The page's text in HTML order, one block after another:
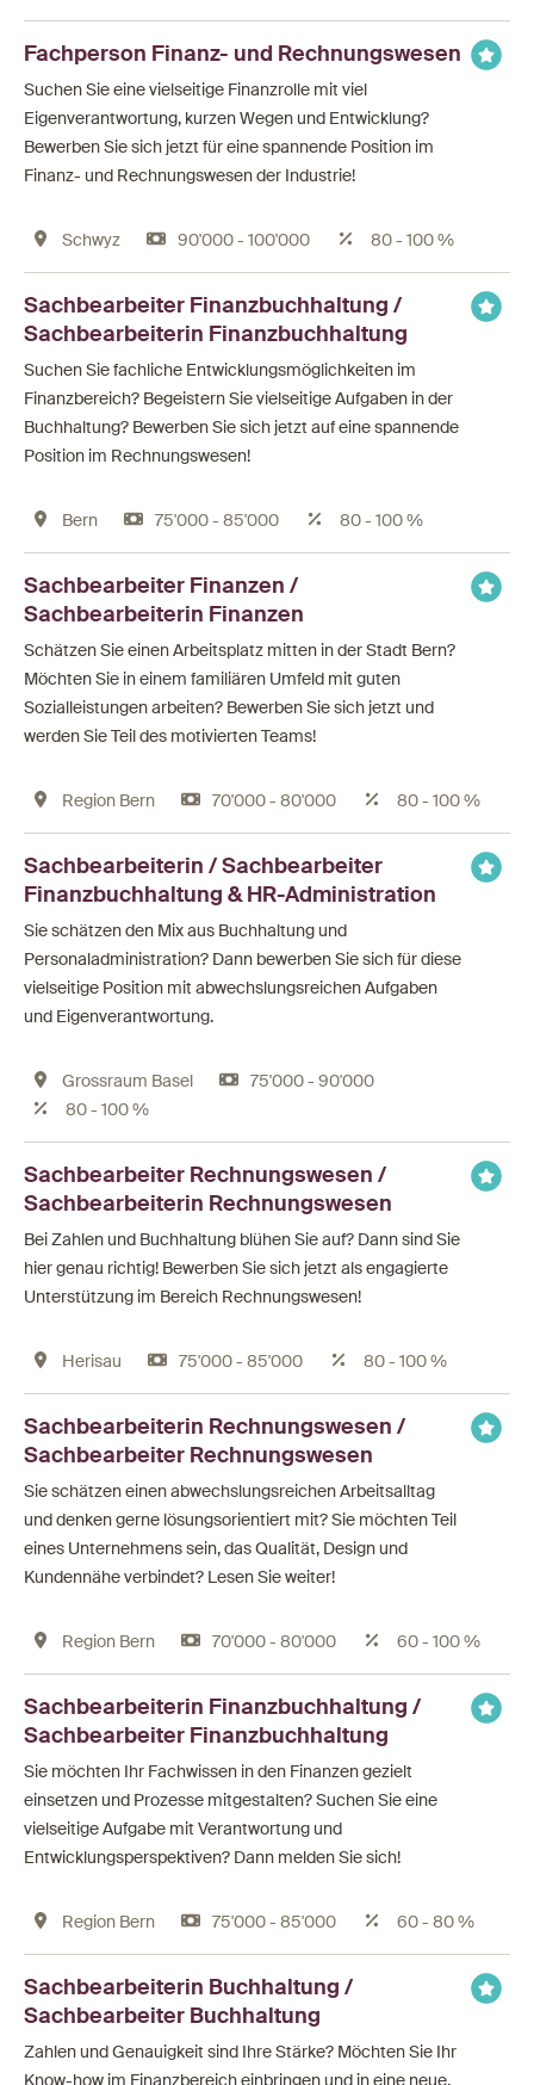
Fachperson Finanz- und Rechnungswesen
Suchen Sie eine vielseitige Finanzrolle mit viel
Eigenverantwortung, kurzen Wegen und Entwicklung?
Bewerben Sie sich jetzt für eine spannende Position im
Finanz- und Rechnungswesen der Industrie!
Schwyz 90'000 - 100'000 80 - 100 %
Sachbearbeiter Finanzbuchhaltung /
Sachbearbeiterin Finanzbuchhaltung
Suchen Sie fachliche Entwicklungsmöglichkeiten im
Finanzbereich? Begeistern Sie vielseitige Aufgaben in der
Buchhaltung? Bewerben Sie sich jetzt auf eine spannende
Position im Rechnungswesen!
Bern 75'000 - 85'000 80 - 100 %
Sachbearbeiter Finanzen /
Sachbearbeiterin Finanzen
Schätzen Sie einen Arbeitsplatz mitten in der Stadt Bern?
Möchten Sie in einem familiären Umfeld mit guten
Sozialleistungen arbeiten? Bewerben Sie sich jetzt und
werden Sie Teil des motivierten Teams!
Region Bern 70'000 - 80'000 80 - 100 %
Sachbearbeiterin / Sachbearbeiter
Finanzbuchhaltung & HR-Administration
Sie schätzen den Mix aus Buchhaltung und
Personaladministration? Dann bewerben Sie sich für diese
vielseitige Position mit abwechslungsreichen Aufgaben
und Eigenverantwortung.
Grossraum Basel
75'000 - 90'000
80 - 100 %
Sachbearbeiter Rechnungswesen /
Sachbearbeiterin Rechnungswesen
Bei Zahlen und Buchhaltung blühen Sie auf? Dann sind Sie
hier genau richtig! Bewerben Sie sich jetzt als engagierte
Unterstützung im Bereich Rechnungswesen!
Herisau 75'000 - 85'000 80 - 100 %
Sachbearbeiterin Rechnungswesen /
Sachbearbeiter Rechnungswesen
Sie schätzen einen abwechslungsreichen Arbeitsalltag
und denken gerne lösungsorientiert mit? Sie möchten Teil
eines Unternehmens sein, das Qualität, Design und
Kundennähe verbindet? Lesen Sie weiter!
Region Bern 70'000 - 80'000 60 - 100 %
Sachbearbeiterin Finanzbuchhaltung /
Sachbearbeiter Finanzbuchhaltung
Sie möchten Ihr Fachwissen in den Finanzen gezielt
einsetzen und Prozesse mitgestalten? Suchen Sie eine
vielseitige Aufgabe mit Verantwortung und
Entwicklungsperspektiven? Dann melden Sie sich!
Region Bern 75'000 - 85'000 60 - 80 %
Sachbearbeiterin Buchhaltung /
Sachbearbeiter Buchhaltung
Zahlen und Genauigkeit sind Ihre Stärke? Möchten Sie Ihr
Know-how im Finanzbereich einbringen und in eine neue,